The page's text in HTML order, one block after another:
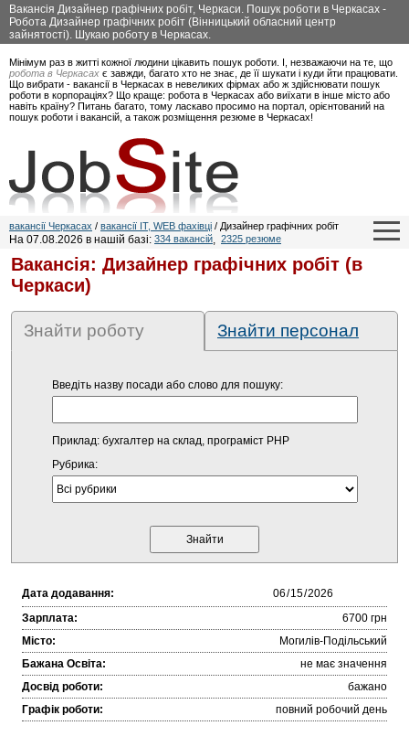
Вакансія Дизайнер графічних робіт, Черкаси. Пошук роботи в Черкасах -
Робота Дизайнер графічних робіт (Вінницький обласний центр
зайнятості). Шукаю роботу в Черкасах.
Мінімум раз в житті кожної людини цікавить пошук роботи. І, незважаючи на те, що
робота в Черкасах є завжди, багато хто не знає, де її шукати і куди йти працювати.
Що вибрати - вакансії в Черкасах в невеликих фірмах або ж здійснювати пошук
роботи в корпораціях? Що краще: робота в Черкасах або виїхати в інше місто або
навіть країну? Питань багато, тому ласкаво просимо на портал, орієнтований на
пошук роботи і вакансій, а також розміщення резюме в Черкасах!
вакансії Черкасах / вакансії IT, WEB фахівці / Дизайнер графічних робіт
На 07.08.2026 в нашій базі: 334 вакансій, 2325 резюме
Вакансія: Дизайнер графічних робіт (в
Черкаси)
Знайти роботу Знайти персонал
Введіть назву посади або слово для пошуку:
Приклад: бухгалтер на склад, програміст PHP
Рубрика:
Дата додавання:
Зарплата:
6700 грн
Місто:
Могилів-Подільський
Бажана Освіта:
не має значення
Досвід роботи:
бажано
Графік роботи:
повний робочий день